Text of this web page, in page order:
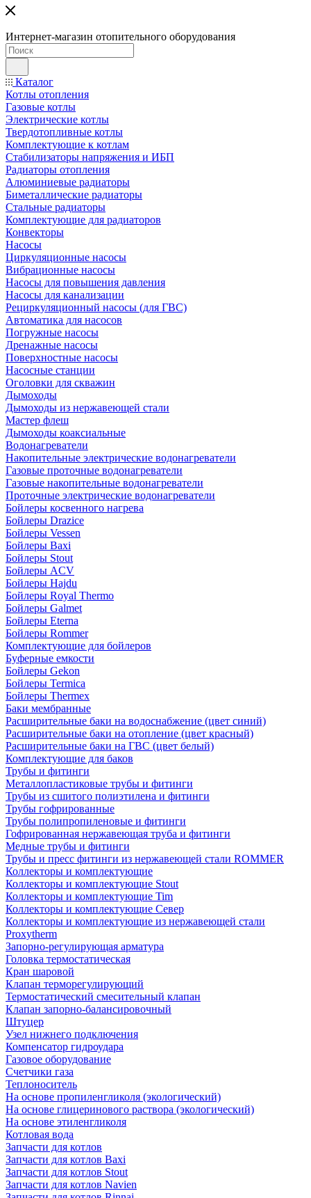
Интернет-магазин отопительного оборудования
Каталог
Котлы отопления
Газовые котлы
Электрические котлы
Твердотопливные котлы
Комплектующие к котлам
Стабилизаторы напряжения и ИБП
Радиаторы отопления
Алюминиевые радиаторы
Биметаллические радиаторы
Стальные радиаторы
Комплектующие для радиаторов
Конвекторы
Насосы
Циркуляционные насосы
Вибрационные насосы
Насосы для повышения давления
Насосы для канализации
Рециркуляционный насосы (для ГВС)
Автоматика для насосов
Погружные насосы
Дренажные насосы
Поверхностные насосы
Насосные станции
Оголовки для скважин
Дымоходы
Дымоходы из нержавеющей стали
Мастер флеш
Дымоходы коаксиальные
Водонагреватели
Накопительные электрические водонагреватели
Газовые проточные водонагреватели
Газовые накопительные водонагреватели
Проточные электрические водонагреватели
Бойлеры косвенного нагрева
Бойлеры Drazice
Бойлеры Vessen
Бойлеры Baxi
Бойлеры Stout
Бойлеры ACV
Бойлеры Hajdu
Бойлеры Royal Thermo
Бойлеры Galmet
Бойлеры Eterna
Бойлеры Rommer
Комплектующие для бойлеров
Буферные емкости
Бойлеры Gekon
Бойлеры Termica
Бойлеры Thermex
Баки мембранные
Расширительные баки на водоснабжение (цвет синий)
Расширительные баки на отопление (цвет красный)
Расширительные баки на ГВС (цвет белый)
Комплектующие для баков
Трубы и фитинги
Металлопластиковые трубы и фитинги
Трубы из сшитого полиэтилена и фитинги
Трубы гофрированные
Трубы полипропиленовые и фитинги
Гофрированная нержавеющая труба и фитинги
Медные трубы и фитинги
Трубы и пресс фитинги из нержавеющей стали ROMMER
Коллекторы и комплектующие
Коллекторы и комплектующие Stout
Коллекторы и комплектующие Tim
Коллекторы и комплектующие Север
Коллекторы и комплектующие из нержавеющей стали
Proxytherm
Запорно-регулирующая арматура
Головка термостатическая
Кран шаровой
Клапан терморегулирующий
Термостатический смесительный клапан
Клапан запорно-балансировочный
Штуцер
Узел нижнего подключения
Компенсатор гидроудара
Газовое оборудование
Счетчики газа
Теплоноситель
На основе пропиленгликоля (экологический)
На основе глицеринового раствора (экологический)
На основе этиленгликоля
Котловая вода
Запчасти для котлов
Запчасти для котлов Baxi
Запчасти для котлов Stout
Запчасти для котлов Navien